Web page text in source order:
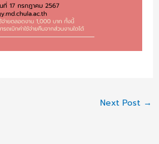
Next Post →